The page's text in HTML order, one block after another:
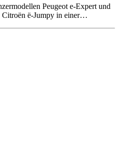
Peugeot e-Expert und
Citroën ë-Jumpy in einer…